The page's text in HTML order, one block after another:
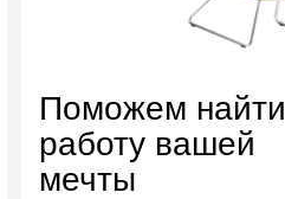
Поможем найти
работу вашей
мечты